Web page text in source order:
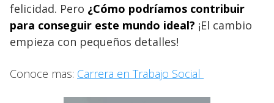
felicidad. Pero ¿Cómo podríamos contribuir
para conseguir este mundo ideal? ¡El cambio
empieza con pequeños detalles!
Conoce mas: Carrera en Trabajo Social